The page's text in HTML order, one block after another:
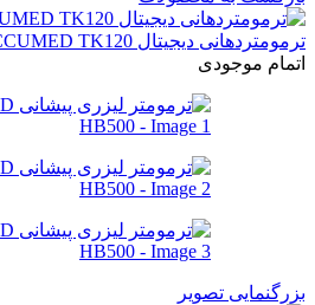
ترمومتردهانی دیجیتال ACCUMED TK120
اتمام موجودی
بزرگنمایی تصویر